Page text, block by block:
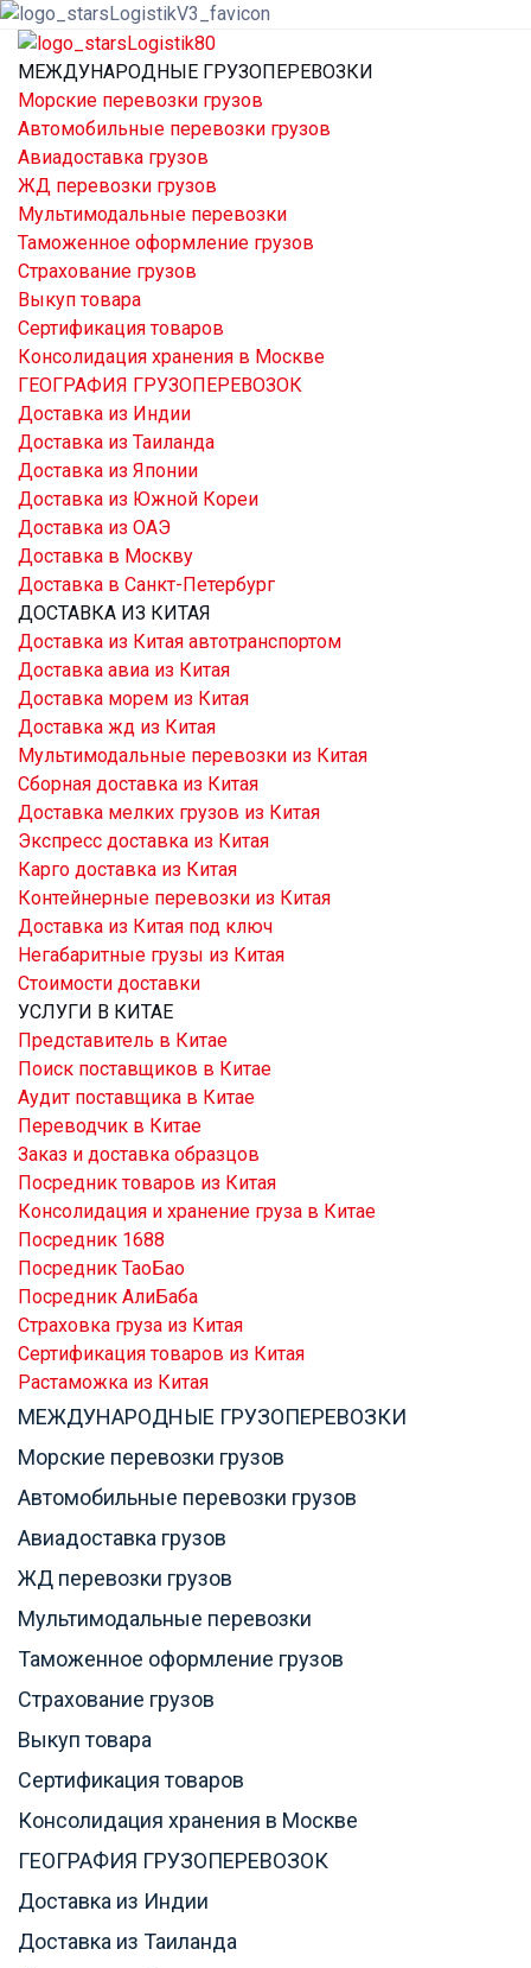
МЕЖДУНАРОДНЫЕ ГРУЗОПЕРЕВОЗКИ
Морские перевозки грузов
Автомобильные перевозки грузов
Авиадоставка грузов
ЖД перевозки грузов
Мультимодальные перевозки
Таможенное оформление грузов
Страхование грузов
Выкуп товара
Сертификация товаров
Консолидация хранения в Москве
ГЕОГРАФИЯ ГРУЗОПЕРЕВОЗОК
Доставка из Индии
Доставка из Таиланда
Доставка из Японии
Доставка из Южной Кореи
Доставка из ОАЭ
Доставка в Москву
Доставка в Санкт-Петербург
ДОСТАВКА ИЗ КИТАЯ
Доставка из Китая автотранспортом
Доставка авиа из Китая
Доставка морем из Китая
Доставка жд из Китая
Мультимодальные перевозки из Китая
Сборная доставка из Китая
Доставка мелких грузов из Китая
Экспресс доставка из Китая
Карго доставка из Китая
Контейнерные перевозки из Китая
Доставка из Китая под ключ
Негабаритные грузы из Китая
Стоимости доставки
УСЛУГИ В КИТАЕ
Представитель в Китае
Поиск поставщиков в Китае
Аудит поставщика в Китае
Переводчик в Китае
Заказ и доставка образцов
Посредник товаров из Китая
Консолидация и хранение груза в Китае
Посредник 1688
Посредник ТаоБао
Посредник АлиБаба
Страховка груза из Китая
Сертификация товаров из Китая
Растаможка из Китая
МЕЖДУНАРОДНЫЕ ГРУЗОПЕРЕВОЗКИ
Морские перевозки грузов
Автомобильные перевозки грузов
Авиадоставка грузов
ЖД перевозки грузов
Мультимодальные перевозки
Таможенное оформление грузов
Страхование грузов
Выкуп товара
Сертификация товаров
Консолидация хранения в Москве
ГЕОГРАФИЯ ГРУЗОПЕРЕВОЗОК
Доставка из Индии
Доставка из Таиланда